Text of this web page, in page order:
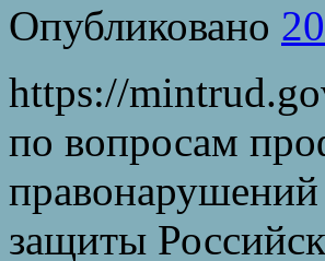
Опубликовано
https://
по вопросам
защиты